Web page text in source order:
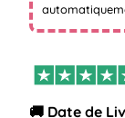
🚚 Date de